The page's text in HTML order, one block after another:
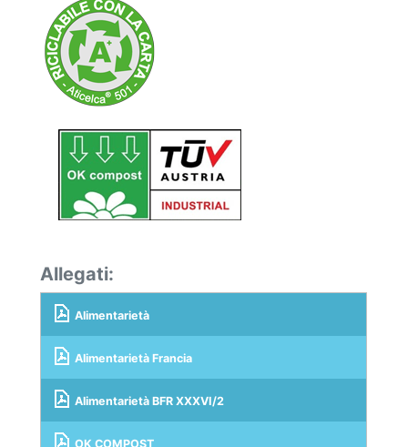
Allegati:
Alimentarietà
Alimentarietà Francia
Alimentarietà BFR XXXVI/2
OK COMPOST